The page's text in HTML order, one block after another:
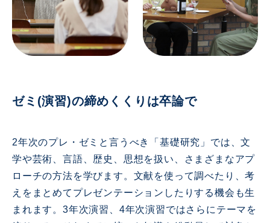
ゼミ(演習)の締めくくりは卒論で
2年次のプレ・ゼミと言うべき「基礎研究」では、文
学や芸術、言語、歴史、思想を扱い、さまざまなアプ
ローチの方法を学びます。文献を使って調べたり、考
えをまとめてプレゼンテーションしたりする機会も生
まれます。3年次演習、4年次演習ではさらにテーマを